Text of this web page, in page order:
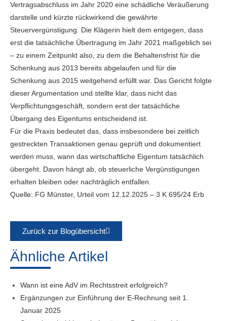
Ähnliche Artikel
Wann ist eine AdV im Rechtsstreit erfolgreich?
Ergänzungen zur Einführung der E-Rechnung seit 1.
Januar 2025
Vertragsabschluss im Jahr 2020 eine schädliche Veräußerung
darstelle und kürzte rückwirkend die gewährte
Steuervergünstigung. Die Klägerin hielt dem entgegen, dass
erst die tatsächliche Übertragung im Jahr 2021 maßgeblich sei
– zu einem Zeitpunkt also, zu dem die Behaltensfrist für die
Schenkung aus 2013 bereits abgelaufen und für die
Schenkung aus 2015 weitgehend erfüllt war. Das Gericht folgte
dieser Argumentation und stellte klar, dass nicht das
Verpflichtungsgeschäft, sondern erst der tatsächliche
Übergang des Eigentums entscheidend ist.
Für die Praxis bedeutet das, dass insbesondere bei zeitlich
gestreckten Transaktionen genau geprüft und dokumentiert
werden muss, wann das wirtschaftliche Eigentum tatsächlich
übergeht. Davon hängt ab, ob steuerliche Vergünstigungen
erhalten bleiben oder nachträglich entfallen.
Quelle: FG Münster, Urteil vom 12.12.2025 – 3 K 695/24 Erb
Zurück zur Blogübersicht